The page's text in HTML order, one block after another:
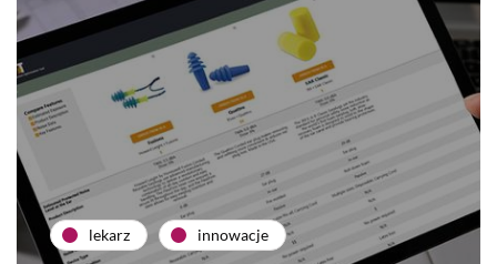
lekarz innowacje